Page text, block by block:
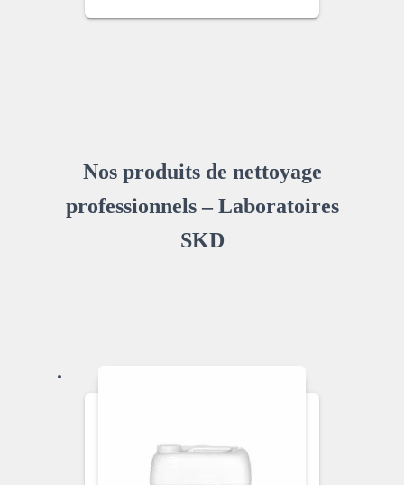
Nos produits de nettoyage
professionnels – Laboratoires
SKD